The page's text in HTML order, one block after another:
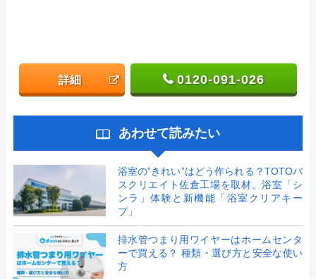
詳細 0120-091-026
あわせて読みたい
浴室の”きれい”はどう作られる？TOTOバ
スクリエイト佐倉工場を取材。浴室「シ
ンラ」体験と新機能「浴室クリアキー
プ」
排水管つまり用ワイヤーはホームセンタ
ーで買える？ 種類・選び方と安全な使い
方